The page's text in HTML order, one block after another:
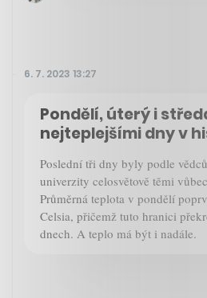
6. 7. 2023 13:27
Pondělí, úterý i
nejteplejšími dny v
Poslední tři dny byly podle
univerzity celosvětově těmi
Průměrná teplota v pondělí
Celsia, přičemž tuto hranici
dnech. A teplo má být i nadále.